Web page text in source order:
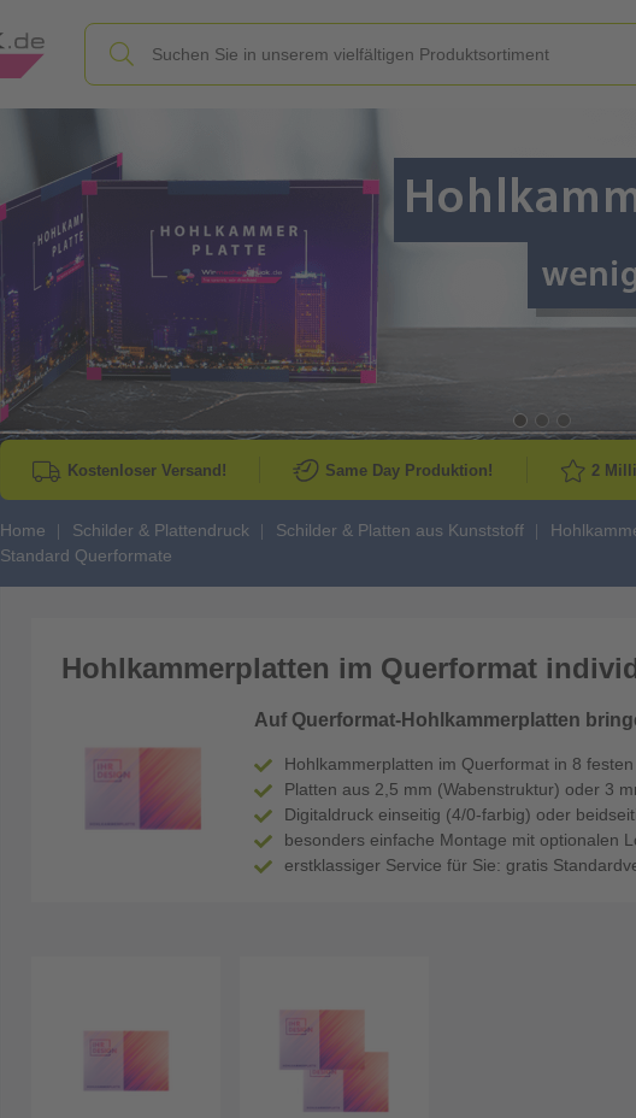
Go to Previous Slide
Kostenloser Versand! Same Day Produktion! 2
Home Schilder & Plattendruck Schilder & Platten aus Kunststoff
Standard Querformate
Hohlkammerplatten im Querformat
Auf Querformat-Hohlkammerplatten
Hohlkammerplatten im Querformat in 8
Platten aus 2,5 mm (Wabenstruktur) oder 3
Digitaldruck einseitig (4/0-farbig) oder
besonders einfache Montage mit optionalen
erstklassiger Service für Sie: gratis